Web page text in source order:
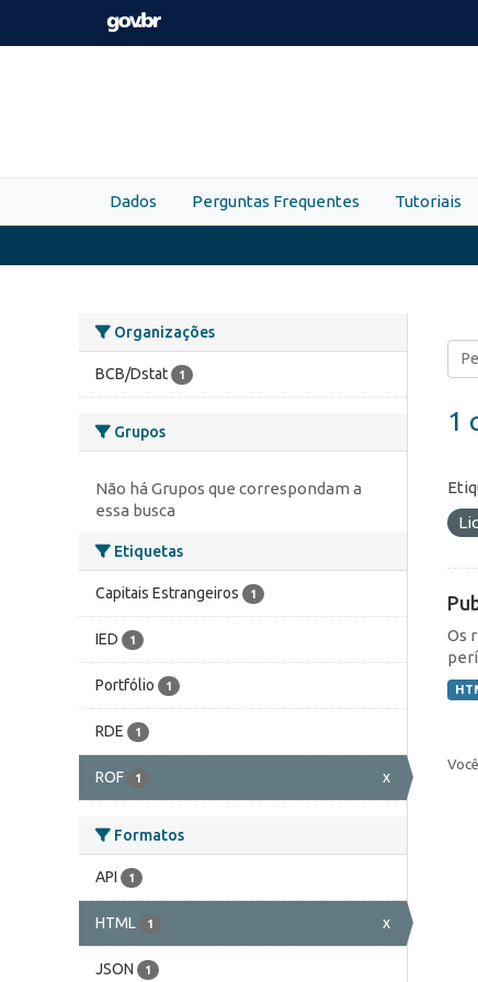
Skip to main content
Dados Perguntas Frequentes Tutoriais
Organizações
BCB/Dstat 1
Grupos
Não há Grupos que correspondam a
essa busca
Etiquetas
Capitais Estrangeiros 1
IED 1
Portfólio 1
RDE 1
ROF 1 x
Formatos
API 1
HTML 1 x
JSON 1
1
Os